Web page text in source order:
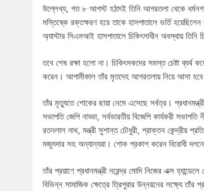
উল্লেখ্য, গত ৮ আগস্ট হঠাৎই তিনি আগরতলা থেকে
মস্তিষ্কে রক্তক্ষরণ হয়ে তাকে হাসপাতালে ভর্তি
অ্যাস্টার সিএমআই হাসপাতালে চিকিৎসাধীন অবস্থায় তিনি
তবে শেষ রক্ষা হলো না। চিকিৎসকদের সমস্ত চেষ্টা ব্যর্থ
করেন। আগামীকাল তাঁর মৃতদেহ আগরতলায় নিয়ে আসা
তাঁর মৃত্যুতে শোকের ছায়া নেমে এসেছে সর্বত্র।
সভাপতি জেপি নাড্ডা, সর্বভারতীয় বিজেপি কার্যকরী
রতনলাল নাথ, মন্ত্রী সুশান্ত চৌধুরী, প্রাক্তন কেন্দ্রীয়
মজুমদার সহ অন্যান্যরা। শোক প্রকাশ করেন বিরোধী
তাঁর প্রয়াণে প্রধানমন্ত্রী নরেন্দ্র মোদি নিজের এক্স
বিভিন্ন সামাজিক ক্ষেত্রে ত্রিপুরার উন্নয়নের লক্ষ্যে তাঁর